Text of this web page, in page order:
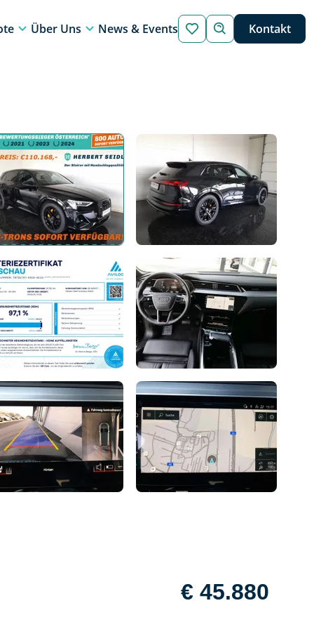
Über Uns News & Events Kontakt
€ 45.880